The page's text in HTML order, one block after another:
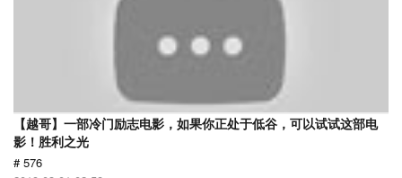
【越哥】一部冷门励志电影，如果你正处于低谷，可以试试这部电
影！胜利之光
# 576